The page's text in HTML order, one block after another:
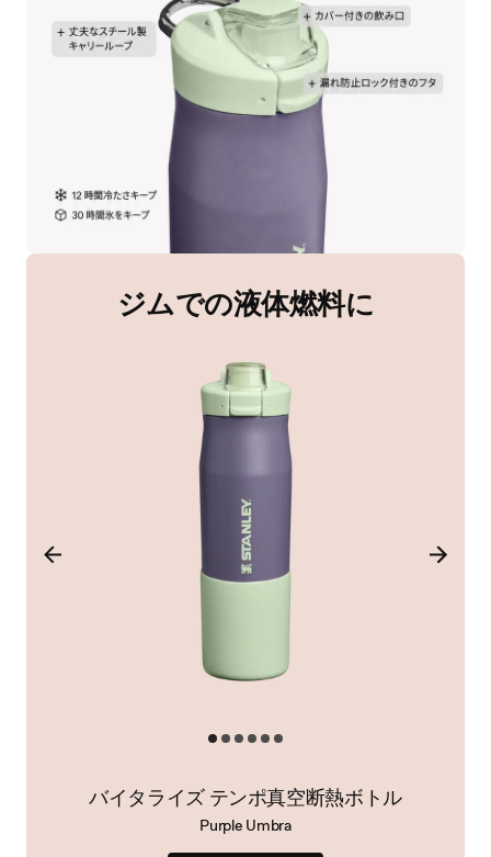
ジムでの液体燃料に
バイタライズ テンポ真空断熱ボトル
Purple Umbra